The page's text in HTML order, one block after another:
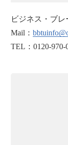
ビジネス・ブ
Mail：
TEL：0120-